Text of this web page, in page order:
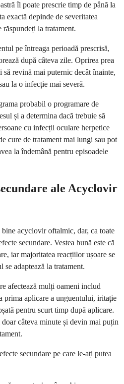
îl poate prescrie timp de până la
exactă depinde de severitatea
la tratament.
pe întreaga perioadă prescrisă,
după câteva zile. Oprirea prea
revină mai puternic decât înainte,
la o infecție mai severă.
probabil o programare de
și a determina dacă trebuie să
cu infecții oculare herpetice
cure de tratament mai lungi sau pot
la îndemână pentru episoadele
ale Acyclovir
acyclovir oftalmic, dar, ca toate
secundare. Vestea bună este că
iar majoritatea reacțiilor ușoare se
se adaptează la tratament.
afectează mulți oameni includ
prima aplicare a unguentului, iritație
pentru scurt timp după aplicare.
câteva minute și devin mai puțin
secundare pe care le-ați putea